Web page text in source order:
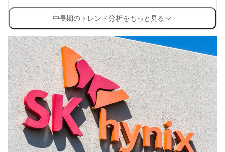
中長期のトレンド分析をもっと見る